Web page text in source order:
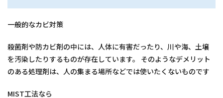
一般的なカビ対策
殺菌剤や防カビ剤の中には、人体に有害だったり、川や海、土壌
を汚染したりするものが存在しています。 そのようなデメリット
のある処理剤は、人の集まる場所などでは使いたくないものです
MIST工法なら